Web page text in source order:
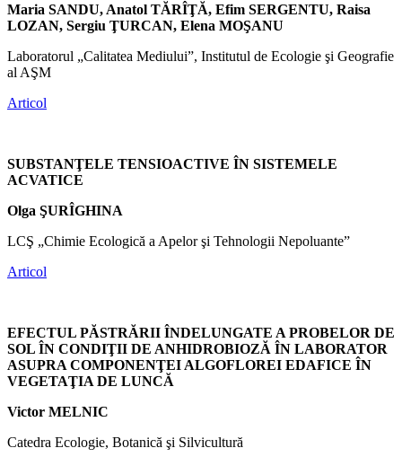
Maria SANDU, Anatol TĂRÎŢĂ, Efim SERGENTU, Raisa
LOZAN, Sergiu ŢURCAN, Elena MOŞANU
Laboratorul „Calitatea Mediului”, Institutul de Ecologie şi Geografie
al AŞM
Articol
SUBSTANŢELE TENSIOACTIVE ÎN SISTEMELE
ACVATICE
Olga ŞURÎGHINA
LCŞ „Chimie Ecologică a Apelor şi Tehnologii Nepoluante”
Articol
EFECTUL PĂSTRĂRII ÎNDELUNGATE A PROBELOR DE
SOL ÎN CONDIŢII DE ANHIDROBIOZĂ ÎN LABORATOR
ASUPRA COMPONENŢEI ALGOFLOREI EDAFICE ÎN
VEGETAŢIA DE LUNCĂ
Victor MELNIC
Catedra Ecologie, Botanică şi Silvicultură